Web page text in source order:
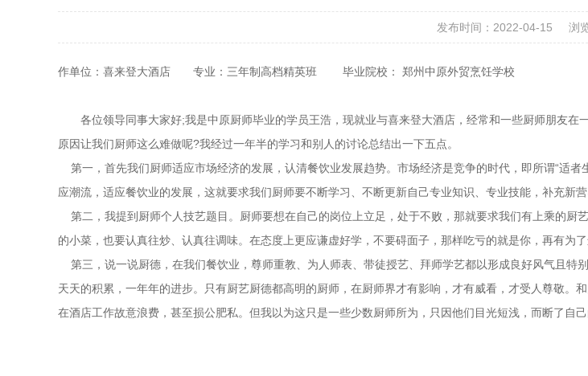
发布时间：2022-04-15 浏
作单位：喜来登大酒店 专业：三年制高档精英班 毕业院校： 郑州中原外贸烹饪学校
各位领导同事大家好;我是中原厨师毕业的学员王浩，现就业与喜来登大酒店，经常和一些厨师朋友在
原因让我们厨师这么难做呢?我经过一年半的学习和别人的讨论总结出一下五点。
第一，首先我们厨师适应市场经济的发展，认清餐饮业发展趋势。市场经济是竞争的时代，即所谓“适
应潮流，适应餐饮业的发展，这就要求我们厨师要不断学习、不断更新自己专业知识、专业技能，补充
第二，我提到厨师个人技艺题目。厨师要想在自己的岗位上立足，处于不败，那就要求我们有上乘的厨
的小菜，也要认真往炒、认真往调味。在态度上更应谦虚好学，不要碍面子，那样吃亏的就是你，再有
第三，说一说厨德，在我们餐饮业，尊师重教、为人师表、带徒授艺、拜师学艺都以形成良好风气且特
天天的积累，一年年的进步。只有厨艺厨德都高明的厨师，在厨师界才有影响，才有威看，才受人尊敬。
在酒店工作故意浪费，甚至损公肥私。但我以为这只是一些少数厨师所为，只因他们目光短浅，而断了自